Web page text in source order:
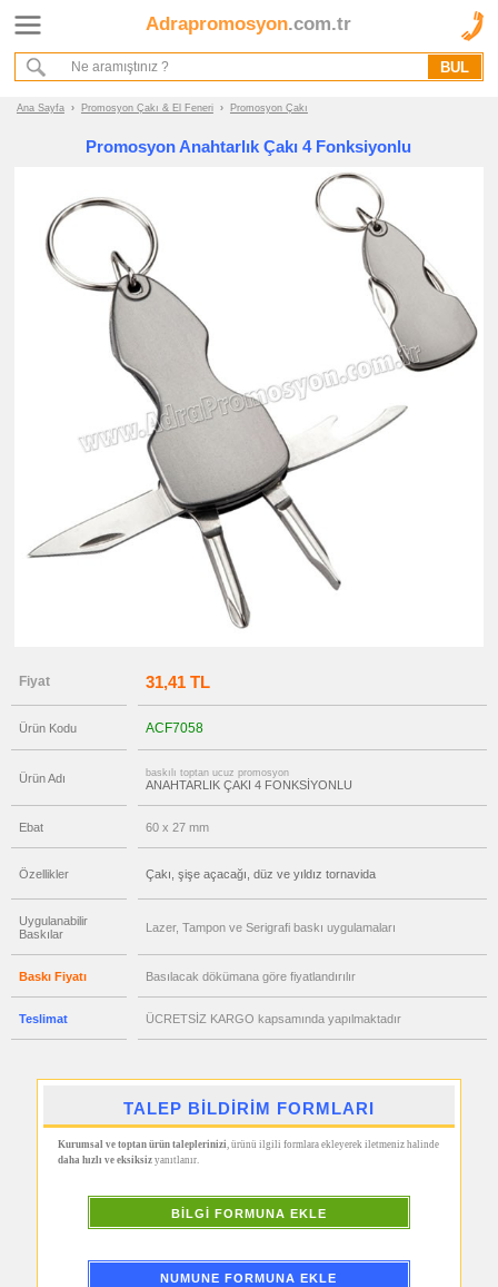
Adrapromosyon.com.tr
Ana Sayfa › Promosyon Çakı & El Feneri › Promosyon Çakı
Promosyon Anahtarlık Çakı 4 Fonksiyonlu
Fiyat 31,41 TL
Ürün Kodu ACF7058
Ürün Adı baskılı toptan ucuz promosyon
ANAHTARLIK ÇAKI 4 FONKSİYONLU
Ebat 60 x 27 mm
Özellikler Çakı, şişe açacağı, düz ve yıldız tornavida
Uygulanabilir
Baskılar
Lazer, Tampon ve Serigrafi baskı uygulamaları
Baskı Fiyatı Basılacak dökümana göre fiyatlandırılır
Teslimat ÜCRETSİZ KARGO kapsamında yapılmaktadır
TALEP BİLDİRİM FORMLARI
Kurumsal ve toptan ürün taleplerinizi, ürünü ilgili formlara ekleyerek iletmeniz halinde
daha hızlı ve eksiksizyanıtlanır.
BİLGİ FORMUNA EKLE
NUMUNE FORMUNA EKLE
Ana Sayfa
Hakkımızda
Kurumsal Hizmet Akışımız
Promosyon
Ürünleri
promosyon
Çakı
&
promosyon
promosyon
Fenerli
promosyon
Tüm
Matara
Termos
&
Geri
Anahtarlık
promosyon
Hesap
Makinesi
promosyon
Makyaj
Aynası
&
Manikür
promosyon
Çakmak
Masa